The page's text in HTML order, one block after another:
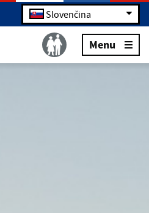
Slovenčina
Menu